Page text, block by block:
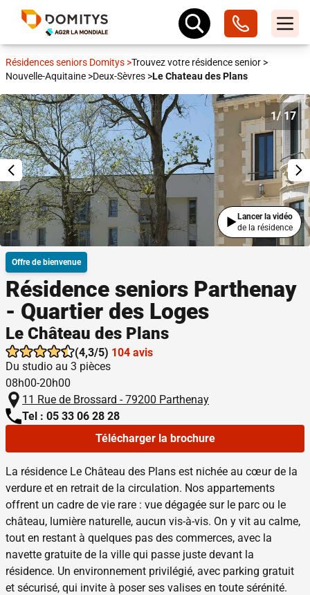
Résidences seniors Domitys >Trouvez votre résidence senior >
Nouvelle-Aquitaine >Deux-Sèvres >Le Chateau des Plans
1/ 17
Lancer la vidéo
de la résidence
Offre de bienvenue
Résidence seniors Parthenay
- Quartier des Loges
Le Château des Plans
(4,3/5) 104 avis
Du studio au 3 pièces
08h00-20h00
11 Rue de Brossard - 79200 Parthenay
Tel : 05 33 06 28 28
Télécharger la brochure
La résidence Le Château des Plans est nichée au cœur de la
verdure et en retrait de la circulation. Nos appartements
offrent un cadre de vie rare : vue dégagée sur le parc ou le
château, lumière naturelle, aucun vis-à-vis. On y vit au calme,
tout en restant à quelques pas des commerces, avec la
navette gratuite de la ville qui passe juste devant la
résidence. Un environnement privilégié, avec parking gratuit
et sécurisé, qui invite à poser ses valises en toute sérénité.